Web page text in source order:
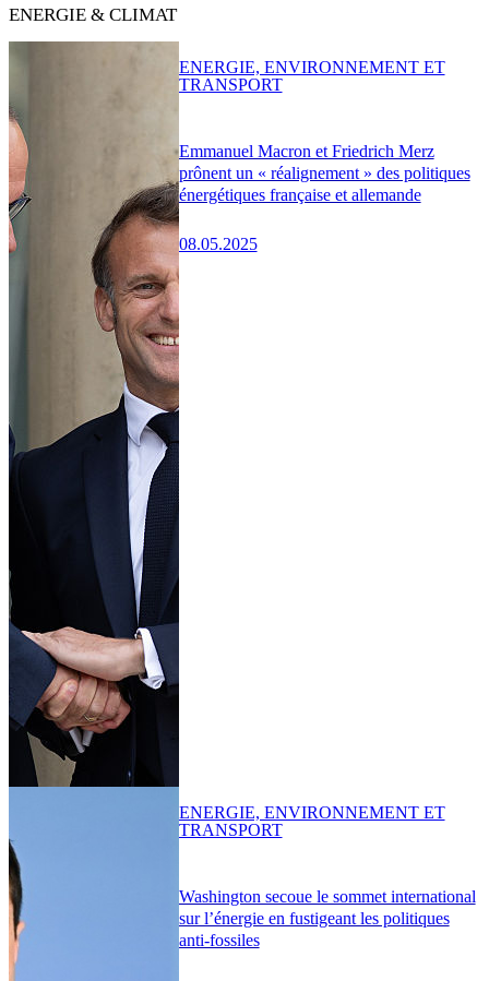
ENERGIE & CLIMAT
Emmanuel Macron et Friedrich Merz
prônent un « réalignement » des politiques
énergétiques française et allemande
08.05.2025
ENERGIE, ENVIRONNEMENT ET
TRANSPORT
Washington secoue le sommet international
sur l’énergie en fustigeant les politiques
anti-fossiles
ENERGIE, ENVIRONNEMENT ET
TRANSPORT